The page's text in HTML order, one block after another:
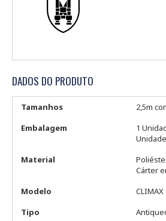
DADOS DO PRODUTO
Tamanhos
2,5m
Embalagem
1
Material
Cárter
Modelo
CLIMAX
Tipo